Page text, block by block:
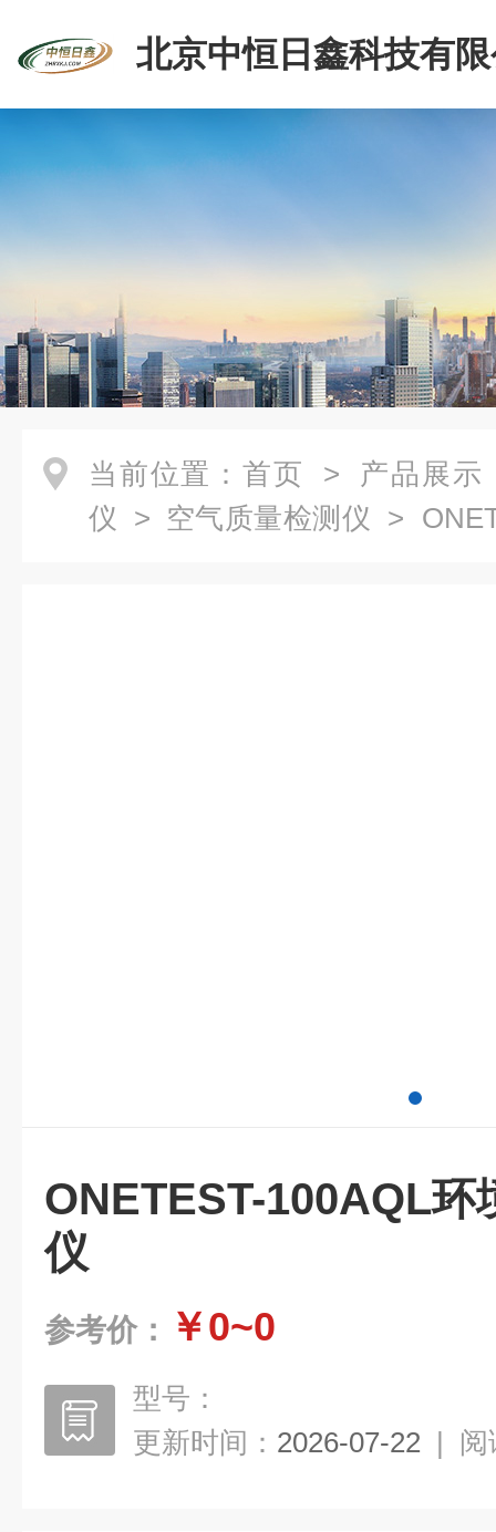
北京中恒日鑫科技有
当前位置： 首页 > 产品展示
仪 > 空气质量检测仪 >
ONETEST-100AQL环
仪
参考价： ￥0~0
型号：
更新时间： 2026-07-22 | 阅